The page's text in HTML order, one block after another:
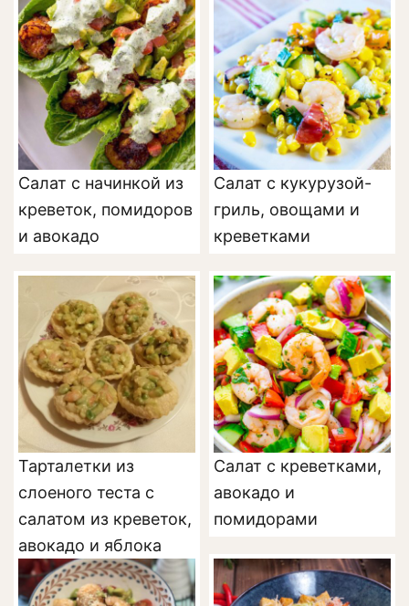
Салат с начинкой из
креветок, помидоров
и авокадо
Салат с кукурузой-
гриль, овощами и
креветками
Тарталетки из
слоеного теста с
салатом из креветок,
авокадо и яблока
Салат с креветками,
авокадо и
помидорами